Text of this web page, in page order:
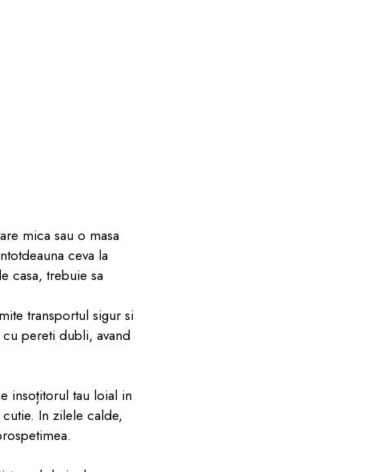
mica sau o masa
ceva la
casa, trebuie sa
transportul sigur si
pereti dubli, avand
insoțitorul tau loial in
In zilele calde,